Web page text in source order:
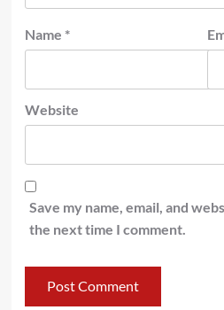
Name *
Website
Save my name, email, and
the next time I comment.